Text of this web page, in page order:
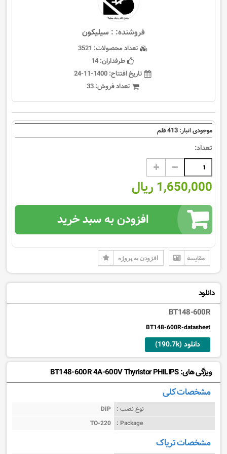
فروشنده: : سيليكون
تعداد محصولات: 3521
طرفداران:14
تاریخ افتتاح:1400-11-24
تعداد فروش:33
موجودی انبار: 413قلم
تعداد:
1,650,000 ریال
افزودن به سبد خرید
مقایسه افزودن به پروژه
دانلود
BT148-600R
BT148-600R-datasheet
دانلود (190.7k)
ویژگی های: BT148-600R 4A-600V Thyristor PHILIPS
مشخصات کلی
نوع نصب : DIP
Package :
TO-220
مشخصات تریاک